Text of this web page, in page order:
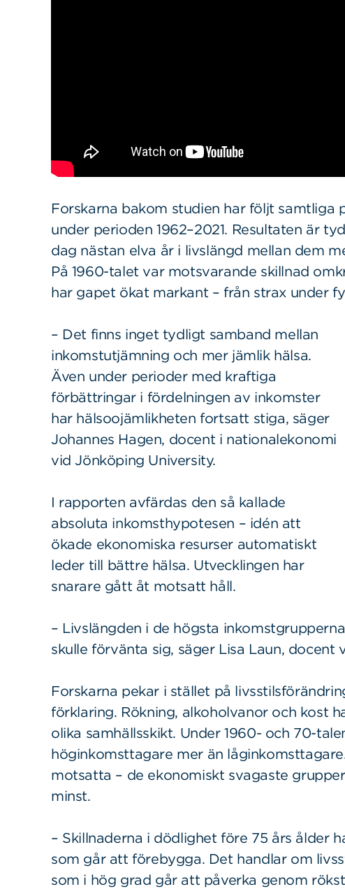
Forskarna bakom studien har följt samtliga
under perioden 1962–2021. Resultaten är
dag nästan elva år i livslängd mellan dem
På 1960-talet var motsvarande skillnad
har gapet ökat markant – från strax under
– Det finns inget tydligt samband mellan
inkomstutjämning och mer jämlik hälsa.
Även under perioder med kraftiga
förbättringar i fördelningen av inkomster
har hälsoojämlikheten fortsatt stiga, säger
Johannes Hagen, docent i nationalekonomi
vid Jönköping University.
I rapporten avfärdas den så kallade
absoluta inkomsthypotesen – idén att
ökade ekonomiska resurser automatiskt
leder till bättre hälsa. Utvecklingen har
snarare gått åt motsatt håll.
– Livslängden i de högsta
skulle förvänta sig, säger Lisa Laun, docent
Forskarna pekar i stället på
förklaring. Rökning, alkoholvanor och kost
olika samhällsskikt. Under 1960- och 70-
höginkomsttagare mer än
motsatta – de ekonomiskt svagaste
minst.
– Skillnaderna i dödlighet före 75 års ålder
som går att förebygga. Det handlar om
som i hög grad går att påverka genom
efter: